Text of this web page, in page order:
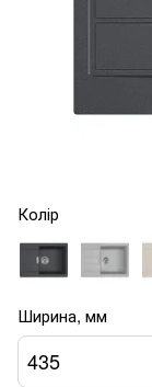
Колір
Ширина, мм
435